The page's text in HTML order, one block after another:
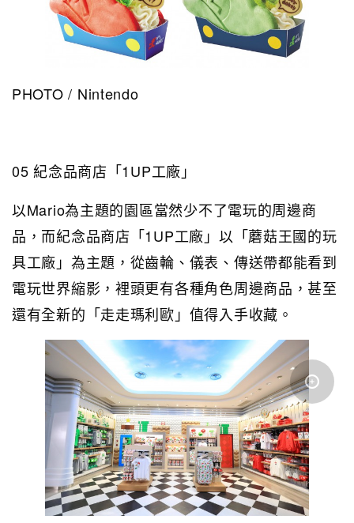
PHOTO / Nintendo
05 紀念品商店「1UP工廠」
以Mario為主題的園區當然少不了電玩的周邊商
品，而紀念品商店「1UP工廠」以「蘑菇王國的玩
具工廠」為主題，從齒輪、儀表、傳送帶都能看到
電玩世界縮影，裡頭更有各種角色周邊商品，甚至
還有全新的「走走瑪利歐」值得入手收藏。